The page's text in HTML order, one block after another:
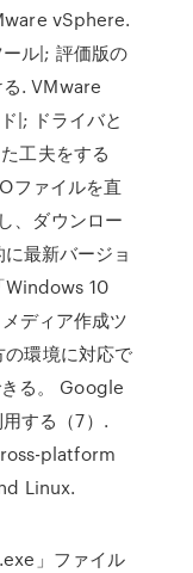
vSphere.
ル|; 評価版の
. VMware
|; ドライバと
工夫をする
ファイルを直
、ダウンロー
最新バージョ
Windows 10
ディア作成ツ
環境に対応で
る。 Google
する（7）.
platform
Linux.
」ファイル